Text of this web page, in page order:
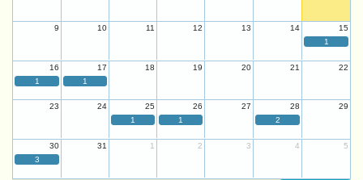
9 10 11 12 13 14
15
1
16 17 18 19 20 21
22
1
1
23 24 25 26 27 28
29
1
1 2
30 31 1 2 3 4
5
3